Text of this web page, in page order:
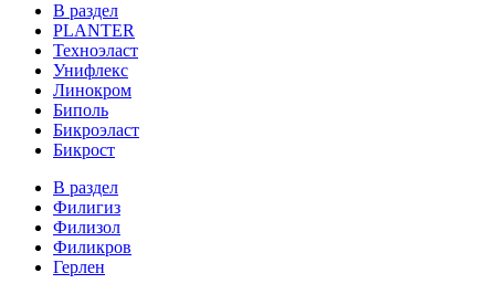
В раздел
PLANTER
Техноэласт
Унифлекс
Линокром
Биполь
Бикроэласт
Бикрост
В раздел
Филигиз
Филизол
Филикров
Герлен